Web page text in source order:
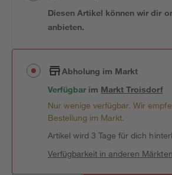
Diesen Artikel können wir dir
anbieten.
Abholung im Markt
Verfügbar im MarktTroisdorf
Nur wenige verfügbar. Wir
Bestellung im Markt.
Artikel wird 3 Tage für dich
Verfügbarkeit in anderen Märkten